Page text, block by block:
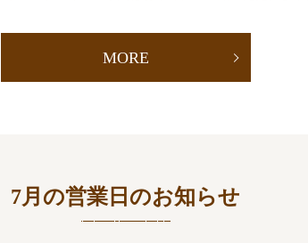
MORE
7月の営業日のお知らせ